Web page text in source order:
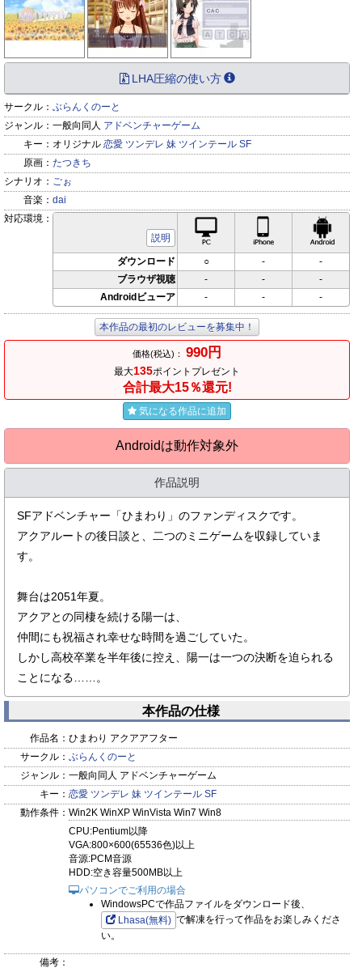
LHA圧縮の使い方
サークル： ぶらんくのーと
ジャンル： 一般向同人 アドベンチャーゲーム
キー： オリジナル 恋愛 ツンデレ 妹 ツインテール SF
原画： たつきち
シナリオ： ごぉ
音楽： dai
対応環境：
説明
iPhone対応
ダウンロード ○ -
-
ブラウザ視聴
- -
-
Androidビューア
- - -
本作品の最初のレビューを募集中！
価格(税込)： 990円
最大135ポイントプレゼント
合計最大15％還元!
気になる作品に追加
Androidは動作対象外
作品説明
SFアドベンチャー「ひまわり」のファンディスクです。
アクアルートの後日談と、二つのミニゲームを収録していま
す。
舞台は2051年夏。
アクアとの同棲を続ける陽一は、
仲間にも祝福され幸せな時間を過ごしていた。
しかし高校卒業を半年後に控え、陽一は一つの決断を迫られる
ことになる……。
本作品の仕様
作品名： ひまわり アクアアフター
サークル： ぶらんくのーと
ジャンル： 一般向同人 アドベンチャーゲーム
キー： 恋愛 ツンデレ 妹 ツインテール SF
動作条件： Win2K WinXP WinVista Win7 Win8
CPU:Pentium以降
VGA:800×600(65536色)以上
音源:PCM音源
HDD:空き容量500MB以上
パソコンでご利用の場合
WindowsPCで作品ファイルをダウンロード後、
Lhasa(無料) で解凍を行って作品をお楽しみくださ
い。
備考：